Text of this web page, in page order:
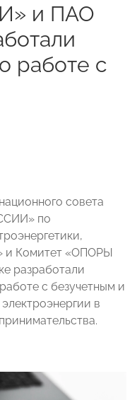
и ПАО
работе с
совета
по
и Комитет «ОПОРЫ
разработали
с безучетным и
в